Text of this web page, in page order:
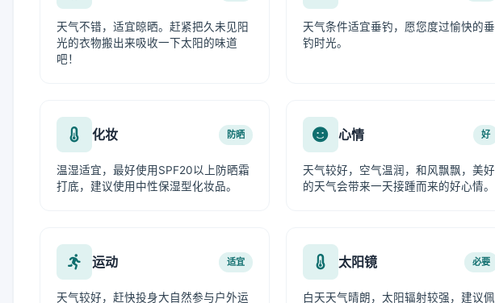
天气不错，适宜晾晒。赶紧把久未见阳
光的衣物搬出来吸收一下太阳的味道
吧！
天气条件适宜垂钓，愿您度过愉快的垂
钓时光。
化妆 防晒
温湿适宜，最好使用SPF20以上防晒霜
打底，建议使用中性保湿型化妆品。
心情 好
天气较好，空气温润，和风飘飘，美好
的天气会带来一天接踵而来的好心情。
运动 适宜
天气较好，赶快投身大自然参与户外运
太阳镜 必要
白天天气晴朗，太阳辐射较强，建议佩